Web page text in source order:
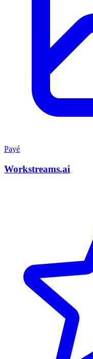
Payé
Workstreams.ai